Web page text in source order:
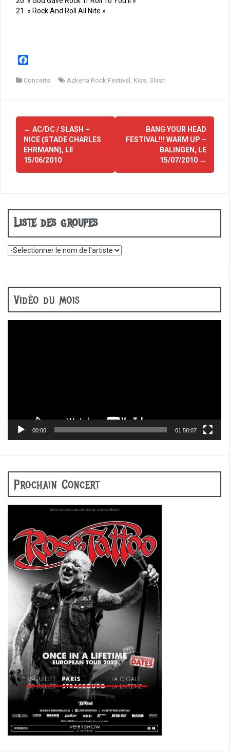
21. « Rock And Roll All Nite »
c
k
Concerts Azkena Rock Festival , Kiss, Slash
Navigation
d'article
← AC/DC / SLASH –
NICE (STADE CHARLES
EHRMANN), LE
15/06/2010
BANG YOUR HEAD
FESTIVAL!!! WARM UP –
BALINGEN, LE
15/07/2010 →
Liste des groupes
Vidéo du mois
00:00 01:58:07
Prochain Concert